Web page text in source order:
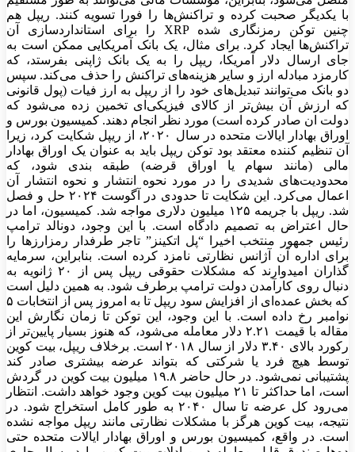
با یکدیگر صحبت کرده و تراکنش‌ها را فورا تسویه کنند. ریپل هم
چنین توکن رمزنگاری شده XRP را برای استانداردسازی آن
تراکنش‌ها ایجاد کرد. برای مثال، یک بانک آمریکایی ممکن است به
جای ارسال دلار آمریکا، ریپل را به یک بانک ژاپنی بفرستد، که
کارمزد مبادله ارز و سایر هزینه‌های تراکنش را حذف می‌کند. سپس
دو بانک می‌توانند تبدیل‌های خود را از ریپل به ارز فیات (پول قانونی
که ارزش آن بیش‌تر از کالای فیزیکی‌ای تخمین زده می‌شود که
دولت ان صادر کرده است) مورد نظر انجام دهند. کمیسیون بورس و
اوراق بهادار ایالات متحده در سال ۲۰۲۰، از ریپل شکایت کرد، زیرا
آن تنظیم کننده معتقد بود توکن ریپل باید به عنوان یک اوراق بهادار
مالی (مانند سهام یا اوراق قرضه) طبقه بندی شود، که
محدودیت‌های شدیدی را در مورد نحوه انتشار و نحوه انتشار آن
اعمال می‌کرد. این شکایت تا حدودی در آگوست ۲۰۲۴ حل و فصل
شد. ریپل با جریمه ۱۲۵ میلیون دلاری مواجه شد. کمیسیون، اما در
حال اعتراض به تصمیم دادگاه است. با این وجود، دونالد ترامپ
رئیس جمهور منتخب اخیرا “پل اتکینز” تاجر طرفدار رمزارز‌ها را
برای اداره آن آژانس نظارتی نامزد کرده است. بنابراین، سرمایه
گذاران امیدوارند که مشکلات حقوقی ریپل پس از ۲۰ ژانویه به
دنبال روی کارآمدن دولت ترامپ برطرف شود. به همین دلیل است
که بخش عمده‌ای از افزایش سود ریپل تا به امروز پس از انتخابات ۵
نوامبر رخ داده است. با این وجود، این توکن تا زمان نگارش این
مقاله با قیمت ۲.۲۱ دلار معامله می‌شود، که هنوز بسیار پایین‌تر از
رکورد بالای ۳.۴۰ دلار از سال ۲۰۱۸ است. برخلاف ریپل، بیت کوین
توسط هیچ فرد یا شرکتی که بتواند عرضه بیشتری صادر کند
پشتیبانی نمی‌شود. در حال حاضر ۱۹.۸ میلیون بیت کوین در گردش
است، اما حداکثر تا ۲۱ میلیون بیت کوین وجود خواهد داشت. انتظار
می‌رود کل عرضه تا سال ۲۰۴۰ به طور کامل استخراج شود. در
نتیجه، بیت کوین هرگز با مشکلات نظارتی مانند ریپل مواجه نشده
است. در واقع، کمیسیون بورس و اوراق بهادار ایالات متحده حتی